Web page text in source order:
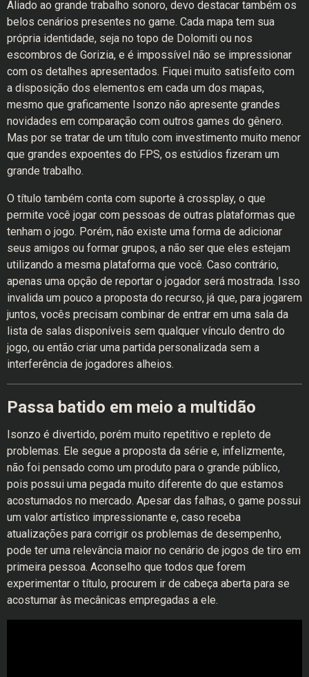
Aliado ao grande trabalho sonoro, devo destacar também os
belos cenários presentes no game. Cada mapa tem sua
própria identidade, seja no topo de Dolomiti ou nos
escombros de Gorizia, e é impossível não se impressionar
com os detalhes apresentados. Fiquei muito satisfeito com
a disposição dos elementos em cada um dos mapas,
mesmo que graficamente Isonzo não apresente grandes
novidades em comparação com outros games do gênero.
Mas por se tratar de um título com investimento muito menor
que grandes expoentes do FPS, os estúdios fizeram um
grande trabalho.
O título também conta com suporte à crossplay, o que
permite você jogar com pessoas de outras plataformas que
tenham o jogo. Porém, não existe uma forma de adicionar
seus amigos ou formar grupos, a não ser que eles estejam
utilizando a mesma plataforma que você. Caso contrário,
apenas uma opção de reportar o jogador será mostrada. Isso
invalida um pouco a proposta do recurso, já que, para jogarem
juntos, vocês precisam combinar de entrar em uma sala da
lista de salas disponíveis sem qualquer vínculo dentro do
jogo, ou então criar uma partida personalizada sem a
interferência de jogadores alheios.
Passa batido em meio a multidão
Isonzo é divertido, porém muito repetitivo e repleto de
problemas. Ele segue a proposta da série e, infelizmente,
não foi pensado como um produto para o grande público,
pois possui uma pegada muito diferente do que estamos
acostumados no mercado. Apesar das falhas, o game possui
um valor artístico impressionante e, caso receba
atualizações para corrigir os problemas de desempenho,
pode ter uma relevância maior no cenário de jogos de tiro em
primeira pessoa. Aconselho que todos que forem
experimentar o título, procurem ir de cabeça aberta para se
acostumar às mecânicas empregadas a ele.